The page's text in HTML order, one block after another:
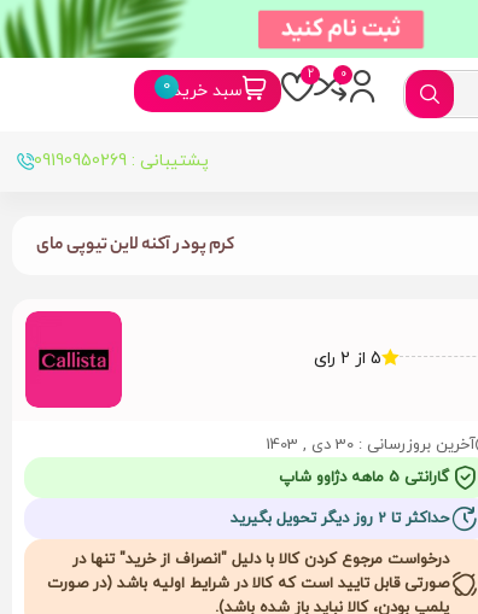
سبد خرید
پشتیبانی : 09190950269
کرم پودر آکنه لاین تیوپی مای
5 از 2 رای
آخرین بروزرسانی : 30 دی , 1403
گارانتی 5 ماهه دژاوو شاپ
حداکثر تا 2 روز دیگر تحویل بگیرید
درخواست مرجوع کردن کالا با دلیل "انصراف از خرید" تنها در
صورتی قابل تایید است که کالا در شرایط اولیه باشد (در صورت
پلمپ بودن، کالا نباید باز شده باشد).